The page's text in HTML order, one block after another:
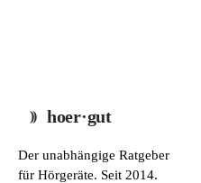
hoer·gut
Der unabhängige Ratgeber
für Hörgeräte. Seit 2014.